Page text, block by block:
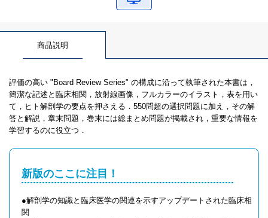
商品説明
評価の高い "Board Review Series" の構成に沿って執筆された本書は，
簡潔な記述と臨床相関，放射線画像，フルカラーのイラスト，表を用い
て，ヒト解剖学の要点を押さえる．550問超の選択問題に加え，その解
答と解説，章末問題，巻末には総まとめ問題が掲載され，重要な情報を
学習するのに役立つ．
新版のここに注目！
●解剖学の知識と臨床医学の関連を示すアップデートされた臨床相
関